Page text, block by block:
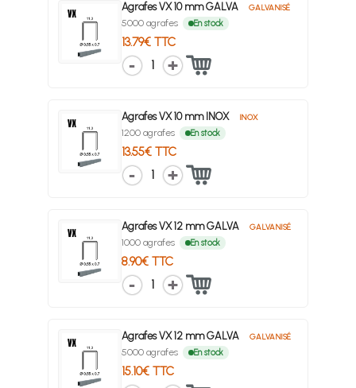
Agrafes VX 10 mm GALVA GALVANISÉ
5000 agrafes En stock
13.79€ TTC
1
Agrafes VX 10 mm INOX INOX
1200 agrafes En stock
13.55€ TTC
1
Agrafes VX 12 mm GALVA GALVANISÉ
1000 agrafes En stock
8.90€ TTC
1
Agrafes VX 12 mm GALVA GALVANISÉ
5000 agrafes En stock
15.10€ TTC